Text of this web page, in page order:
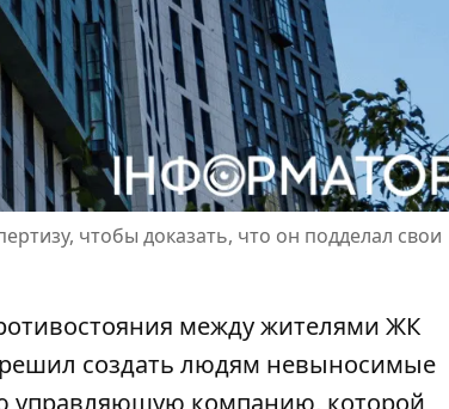
чтобы доказать, что он подделал свои
между жителями ЖК
создать людям невыносимые